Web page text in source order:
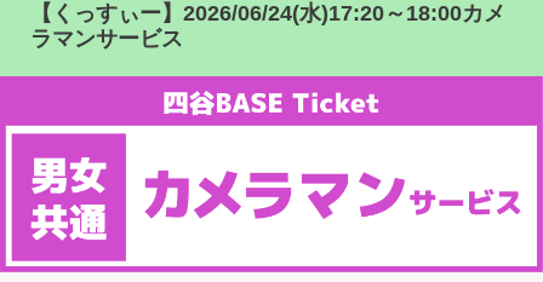
【くっすぃー】2026/06/24(水)17:20～18:00カメ
ラマンサービス